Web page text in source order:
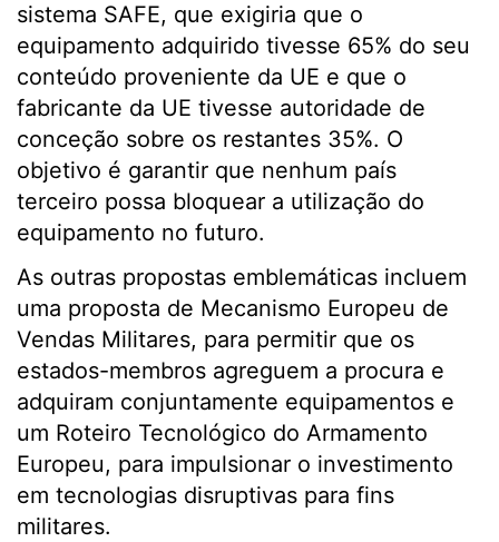
sistema SAFE, que exigiria que o
equipamento adquirido tivesse 65% do seu
conteúdo proveniente da UE e que o
fabricante da UE tivesse autoridade de
conceção sobre os restantes 35%. O
objetivo é garantir que nenhum país
terceiro possa bloquear a utilização do
equipamento no futuro.
As outras propostas emblemáticas incluem
uma proposta de Mecanismo Europeu de
Vendas Militares, para permitir que os
estados-membros agreguem a procura e
adquiram conjuntamente equipamentos e
um Roteiro Tecnológico do Armamento
Europeu, para impulsionar o investimento
em tecnologias disruptivas para fins
militares.